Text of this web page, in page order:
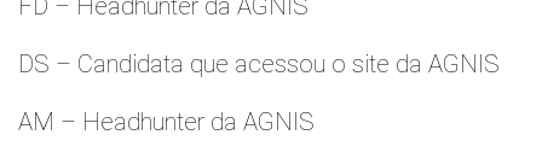
FD – Headhunter da AGNIS
DS – Candidata que acessou o site da AGNIS
AM – Headhunter da AGNIS